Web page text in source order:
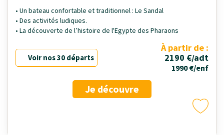
• Un bateau confortable et traditionnel : Le Sandal
• Des activités ludiques.
• La découverte de l’histoire de l'Egypte des Pharaons
Voir nos 30 départs
À partir de :
2190 €/adt
1990 €/enf
Je découvre